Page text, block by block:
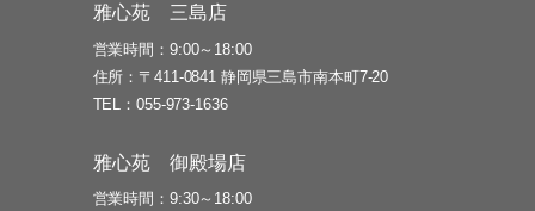
雅心苑 三島店
営業時間
9:00～18:00
住所
〒411-0841 静岡県三島市南本町7-20
TEL
055-973-1636
雅心苑 御殿場店
営業時間
9:30～18:00